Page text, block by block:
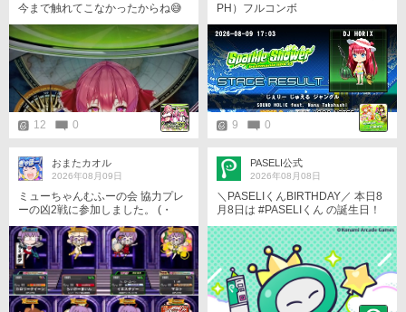
今まで触れてこなかったからね😅
今日は以上です。
12 0
PH）フルコンボ
9 0
おまたカオル
2026年08月09日
ミューちゃんむふーの会 協力プレ
ーの凶2戦に参加しました。 (・
がとうございましたです。 (*´ω`*)
о✨
PASELI公式
2026年08月08日
＼PASELIくんBIRTHDAY／ 本日8
月8日は #PASELIくん の誕生日！
う！ 誕生日を記念して、壁紙を配
布中！ ぜひ、チェックしてみて
ね！ https://p.eagate.573.jp/game/
paseli/paseli-kun/comic/archive/09
7.html #PASELIくんのPaySmartEn
joyLife #パセリくん